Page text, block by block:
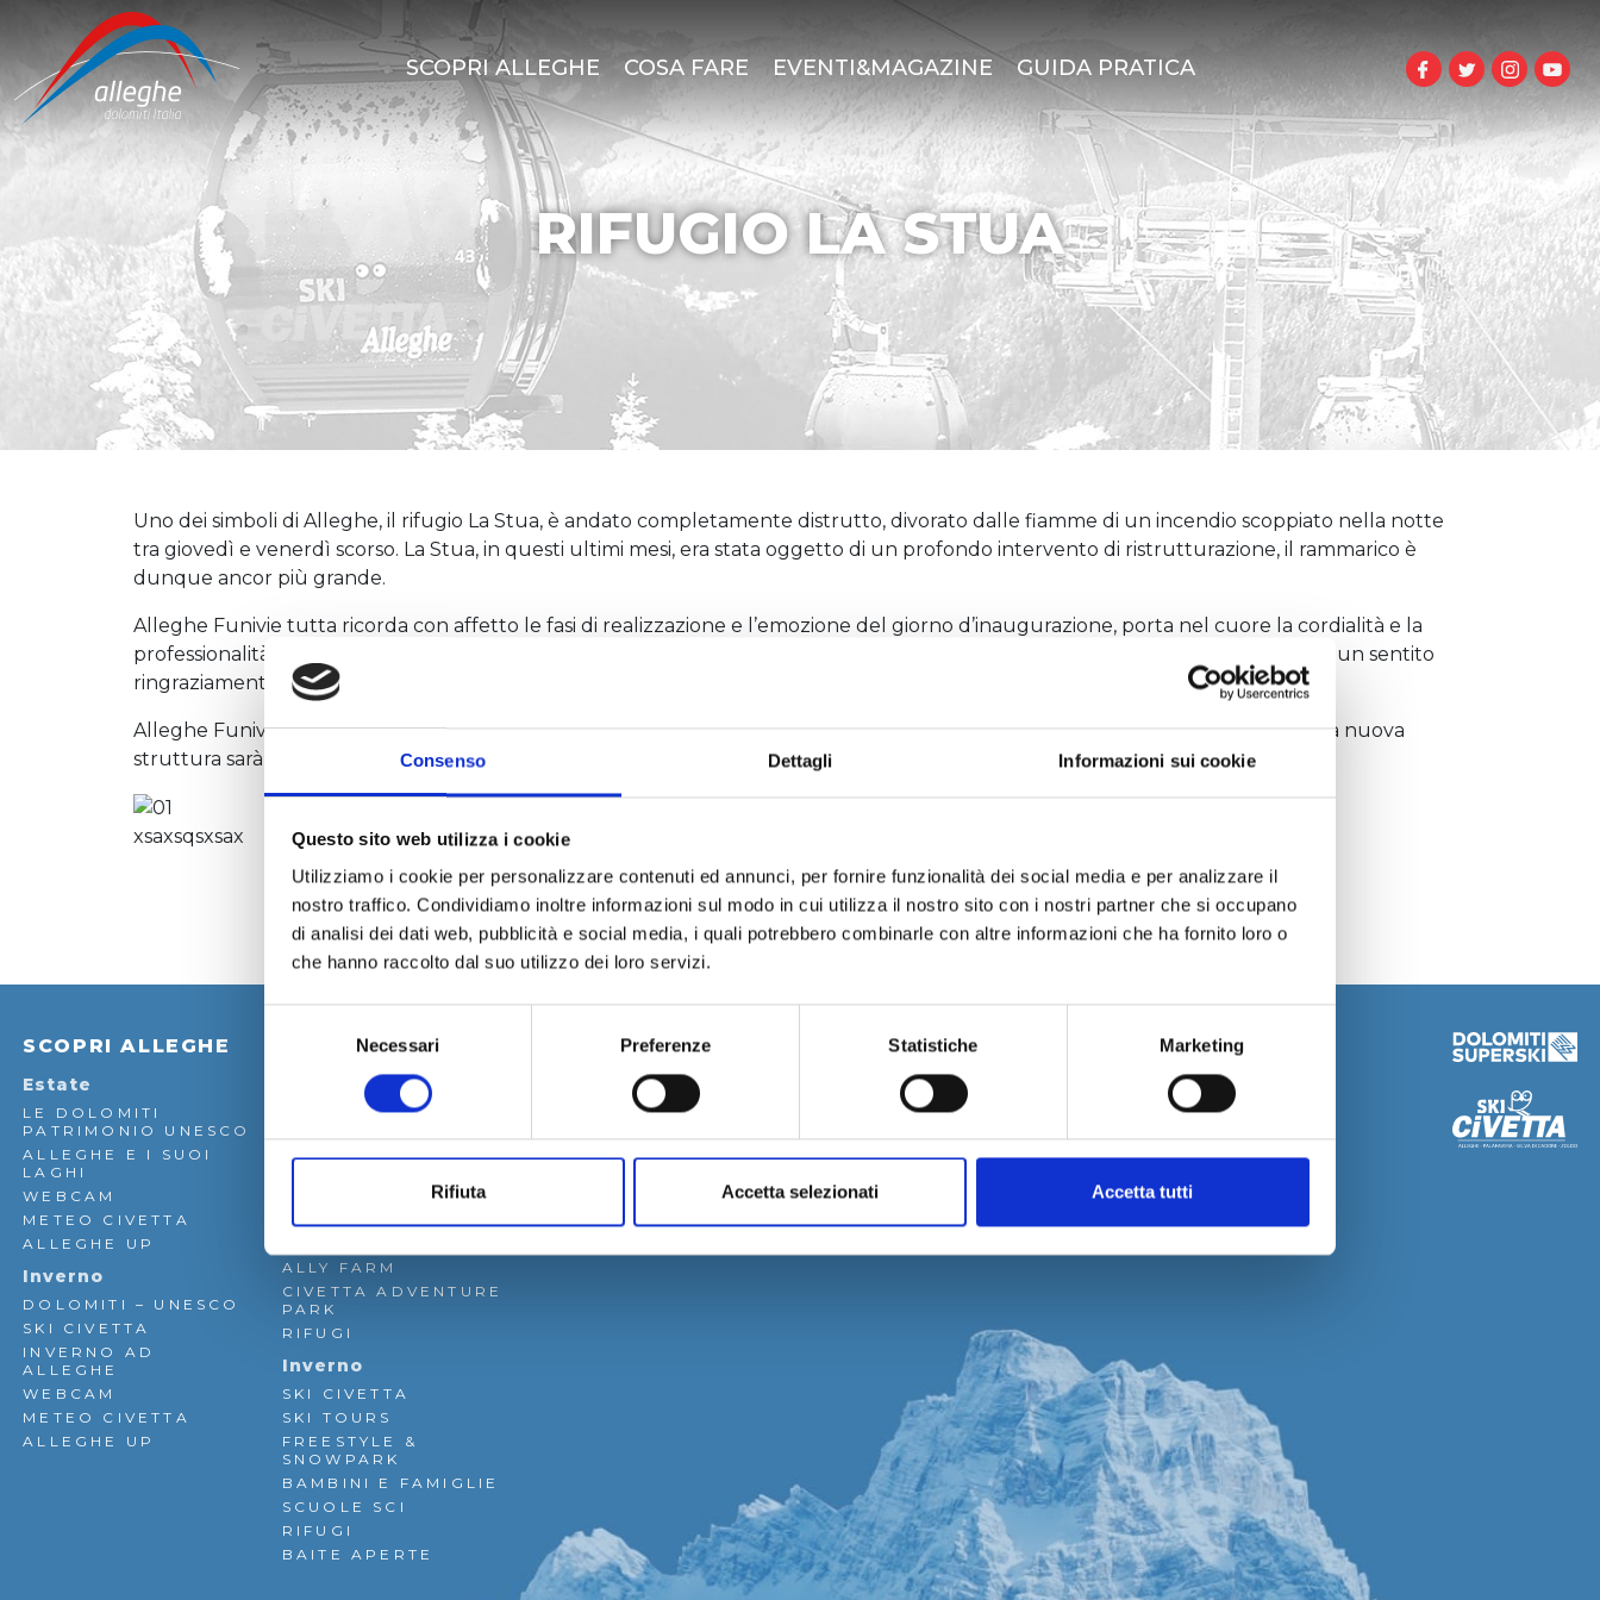
Consenso Dettagli Informazioni sui cookie
Questo sito web utilizza i cookie
Utilizziamo i cookie per personalizzare contenuti ed annunci, per fornire funzionalità dei social media e per analizzare il
nostro traffico. Condividiamo inoltre informazioni sul modo in cui utilizza il nostro sito con i nostri partner che si occupano
di analisi dei dati web, pubblicità e social media, i quali potrebbero combinarle con altre informazioni che ha fornito loro o
che hanno raccolto dal suo utilizzo dei loro servizi.
Necessari Preferenze Statistiche Marketing
Rifiuta Accetta selezionati Accetta tutti
SCOPRI ALLEGHE COSA FARE EVENTI&MAGAZINE GUIDA PRATICA
INVERNO
DOLOMITI
CIVETTA
INVERNO
ALLEGHE
WEBCAM
METEO
UP
INVERNO
CIVETTA
TOURS
FREESTYLE
SNOWPARK
FAMIGLIE
SCUOLE
SCI
RIFUGI
BAITE
APERTE
DOWNLOAD
WINTER
BROCHURE
DOWNLOAD
SUMMER
BROCHURE
RIFUGIO LA STUA
Uno dei simboli di Alleghe, il rifugio La Stua, è andato completamente distrutto, divorato dalle fiamme di un incendio scoppiato nella notte
tra giovedì e venerdì scorso. La Stua, in questi ultimi mesi, era stata oggetto di un profondo intervento di ristrutturazione, il rammarico è
dunque ancor più grande.
Alleghe Funivie tutta ricorda con affetto le fasi di realizzazione e l’emozione del giorno d’inaugurazione, porta nel cuore la cordialità e la
professionalità di quanti, la Fam. De Toni prima e La Fam. Bellenzier poi, hanno con passione gestito La Stua e, nel rivolgere loro un sentito
ringraziamento, vuole rassicurare, oltre la speranza, che La Stua l’anno prossimo tornerà a farci sorridere.
Alleghe Funivie Spa, vicina alla Famiglia Bellenzier, attuale gestore del rifugio, ricostruirà dunque La Stua con la garanzia che la nuova
struttura sarà presentata già all’inizio della prossima stagione invernale.
xsaxsqsxsax
SCOPRI ALLEGHE
Estate
LE DOLOMITI
PATRIMONIO UNESCO
ALLEGHE E I SUOI
LAGHI
WEBCAM
METEO CIVETTA
ALLEGHE UP
Inverno
DOLOMITI – UNESCO
SKI CIVETTA
INVERNO AD
ALLEGHE
WEBCAM
METEO CIVETTA
ALLEGHE UP
COSA FARE
ESCURSIONI &
MOUNTAIN BIKE
ATTIVITÀ PER LA
ALLY FARM
CIVETTA ADVENTURE
PARK
RIFUGI
Inverno
SKI CIVETTA
SKI TOURS
FREESTYLE &
SNOWPARK
BAMBINI E FAMIGLIE
SCUOLE SCI
RIFUGI
BAITE APERTE
EVENTI&MAGAZINE
INVERNO
SPLASH PARTY
BAITE APERTE
GUIDA PRATICA
Guida pratica
PREZZI SKIPASS
LISTINO SKIPASS
ESTATE
TRASPARENZA
CONTATTACI
CONTACTS
Telefono: +39 0437
Corso Venezia 3